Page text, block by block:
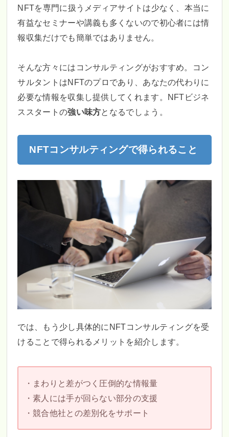
NFTを専門に扱うメディアサイトは少なく、本当に
有益なセミナーや講義も多くないので初心者には情
報収集だけでも簡単ではありません。
そんな方々にはコンサルティングがおすすめ。コン
サルタントはNFTのプロであり、あなたの代わりに
必要な情報を収集し提供してくれます。NFTビジネ
ススタートの強い味方となるでしょう。
NFTコンサルティングで得られること
では、もう少し具体的にNFTコンサルティングを受
けることで得られるメリットを紹介します。
・まわりと差がつく圧倒的な情報量
・素人には手が回らない部分の支援
・競合他社との差別化をサポート